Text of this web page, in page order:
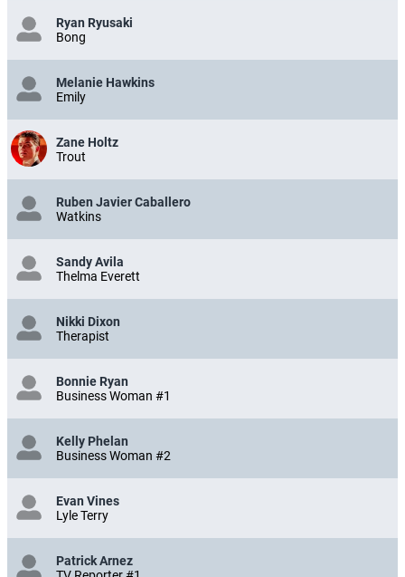
Ryan Ryusaki
Bong
Melanie Hawkins
Emily
Zane Holtz
Trout
Ruben Javier Caballero
Watkins
Sandy Avila
Thelma Everett
Nikki Dixon
Therapist
Bonnie Ryan
Business Woman #1
Kelly Phelan
Business Woman #2
Evan Vines
Lyle Terry
Patrick Arnez